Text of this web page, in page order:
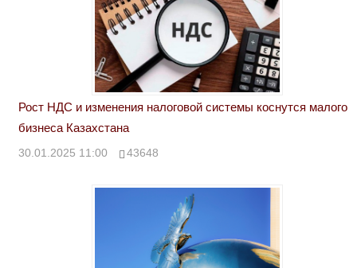
Рост НДС и изменения налоговой системы коснутся малого
бизнеса Казахстана
30.01.2025 11:00 43648